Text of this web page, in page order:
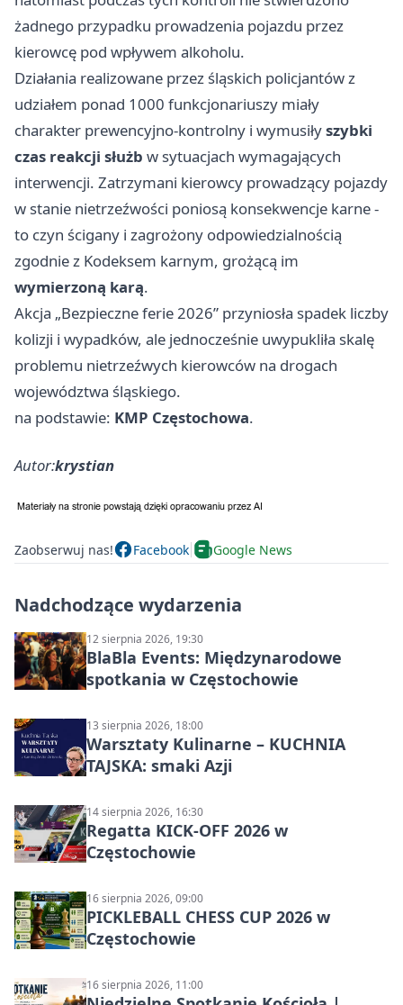
żadnego przypadku prowadzenia pojazdu przez
kierowcę pod wpływem alkoholu.
Działania realizowane przez śląskich policjantów z
udziałem ponad 1000 funkcjonariuszy miały
charakter prewencyjno-kontrolny i wymusiłyszybki
czas reakcji służb w sytuacjach wymagających
interwencji. Zatrzymani kierowcy prowadzący pojazdy
w stanie nietrzeźwości poniosą konsekwencje karne -
to czyn ścigany i zagrożony odpowiedzialnością
zgodnie z Kodeksem karnym, grożącą im
wymierzoną karą.
Akcja „Bezpieczne ferie 2026” przyniosła spadek liczby
kolizji i wypadków, ale jednocześnie uwypukliła skalę
problemu nietrzeźwych kierowców na drogach
województwa śląskiego.
na podstawie: KMP Częstochowa.
Autor:krystian
Zaobserwuj nas! Facebook Google News
Nadchodzące wydarzenia
12 sierpnia 2026, 19:30
BlaBla Events: Międzynarodowe
spotkania w Częstochowie
13 sierpnia 2026, 18:00
Warsztaty Kulinarne – KUCHNIA
TAJSKA: smaki Azji
14 sierpnia 2026, 16:30
Regatta KICK-OFF 2026 w
Częstochowie
16 sierpnia 2026, 09:00
PICKLEBALL CHESS CUP 2026 w
Częstochowie
16 sierpnia 2026, 11:00